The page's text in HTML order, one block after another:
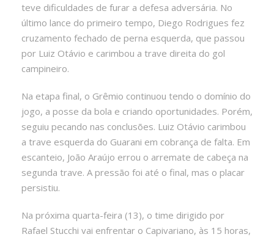
teve dificuldades de furar a defesa adversária. No
último lance do primeiro tempo, Diego Rodrigues fez
cruzamento fechado de perna esquerda, que passou
por Luiz Otávio e carimbou a trave direita do gol
campineiro.
Na etapa final, o Grêmio continuou tendo o domínio do
jogo, a posse da bola e criando oportunidades. Porém,
seguiu pecando nas conclusões. Luiz Otávio carimbou
a trave esquerda do Guarani em cobrança de falta. Em
escanteio, João Araújo errou o arremate de cabeça na
segunda trave. A pressão foi até o final, mas o placar
persistiu.
Na próxima quarta-feira (13), o time dirigido por
Rafael Stucchi vai enfrentar o Capivariano, às 15 horas,